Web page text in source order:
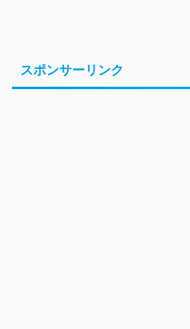
スポンサーリンク